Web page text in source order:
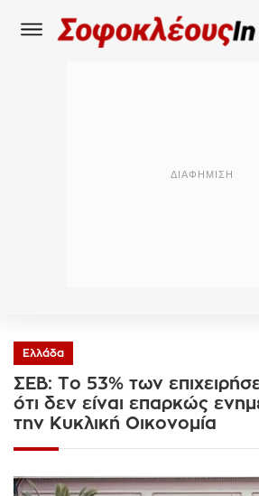
Ελλάδα
ΣΕΒ: Το 53% των
ότι δεν είναι επαρκώς
την Κυκλική Οικονομία